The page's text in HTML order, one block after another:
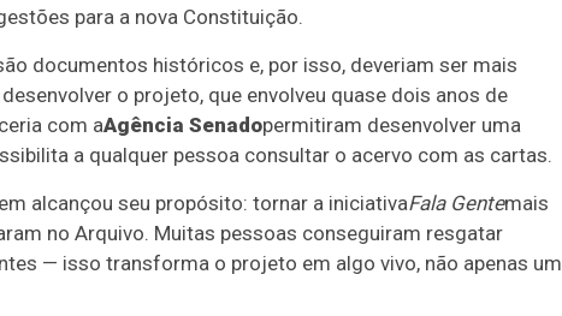
para a nova Constituição.
documentos históricos e, por isso, deveriam ser mais
o projeto, que envolveu quase dois anos de
com aAgência Senadopermitiram desenvolver uma
a qualquer pessoa consultar o acervo com as cartas.
alcançou seu propósito: tornar a iniciativaFala Gentemais
no Arquivo. Muitas pessoas conseguiram resgatar
— isso transforma o projeto em algo vivo, não apenas um